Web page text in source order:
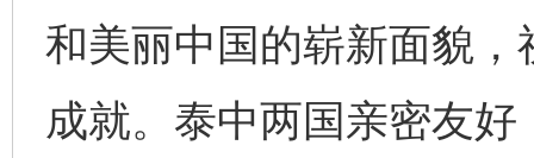
和美丽中国的崭新面貌
成就。泰中两国亲密友